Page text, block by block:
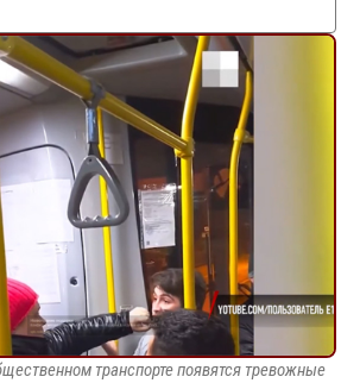
транспорте появятся тревожные